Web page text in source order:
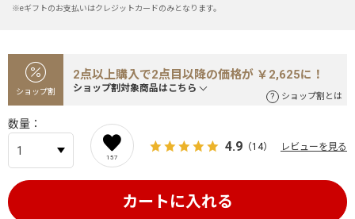
※eギフトのお支払いはクレジットカードのみとなります。
ショップ割
2点以上購入で2点目以降の価格が ￥2,625に！
ショップ割対象商品はこちら
ショップ割とは
数量
157
4.9 （14） レビューを見る
カートに入れる